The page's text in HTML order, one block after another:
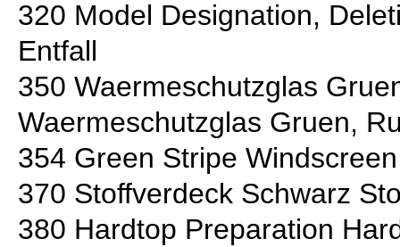
320 Model Designation,
Entfall
350 Waermeschutzglas
Waermeschutzglas Gruen,
354 Green Stripe
370 Stoffverdeck Schwarz
380 Hardtop Preparation